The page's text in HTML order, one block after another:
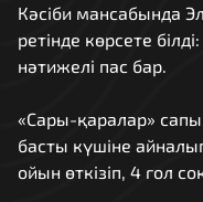
Кәсіби мансабында
ретінде көрсете
нәтижелі пас бар.
«Сары-қаралар»
басты күшіне
ойын өткізіп, 4 гол